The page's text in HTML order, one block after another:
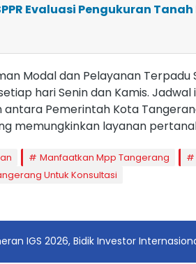
Evaluasi Pengukuran Tanah
Modal dan Pelayanan Terpadu
hari Senin dan Kamis.
Pemerintah Kota
memungkinkan layanan
Manfaatkan Mpp Tangerang
Untuk Konsultasi
IGS 2026, Bidik Investor